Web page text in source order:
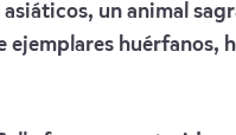
un animal
ejemplares huérfanos,